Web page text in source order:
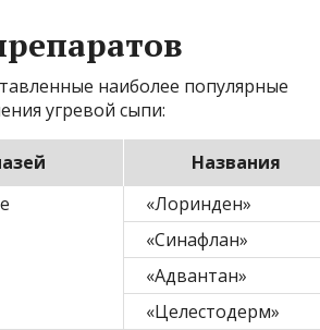
наиболее популярные
угревой сыпи:
Названия
«Лоринден»
«Синафлан»
«Адвантан»
«Целестодерм»